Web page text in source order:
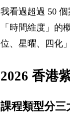
我看過超過 50
「時間維度」
位、星曜、四化
2026 香港
課程類型分三